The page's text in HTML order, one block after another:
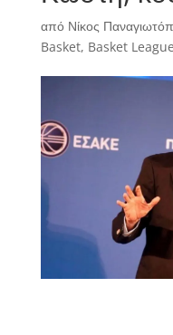
από Νίκος
Basket, Basket League